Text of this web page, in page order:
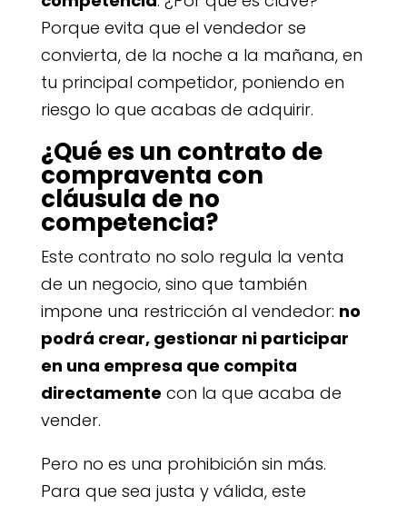
Porque evita que el vendedor se
convierta, de la noche a la mañana, en
tu principal competidor, poniendo en
riesgo lo que acabas de adquirir.
¿Qué es un contrato de
compraventa con
cláusula de no
competencia?
Este contrato no solo regula la venta
de un negocio, sino que también
impone una restricción al vendedor: no
podrá crear, gestionar ni participar
en una empresa que compita
directamente con la que acaba de
vender.
Pero no es una prohibición sin más.
Para que sea justa y válida, este